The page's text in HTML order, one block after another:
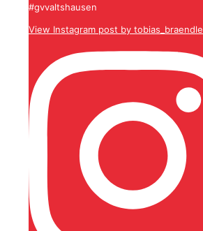
#gvvaltshausen
View Instagram post by tobias_braendle